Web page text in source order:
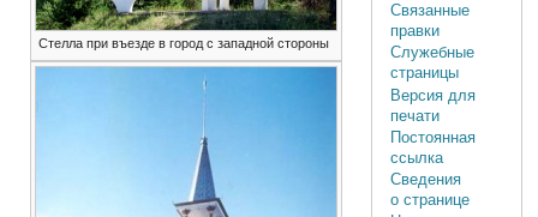
Стелла при въезде в город с западной стороны
Связанные
правки
Служебные
страницы
Версия для
печати
Постоянная
ссылка
Сведения
о странице